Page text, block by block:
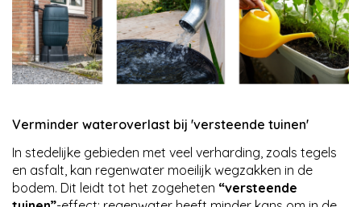
Verminder wateroverlast bij 'versteende tuinen'
In stedelijke gebieden met veel verharding, zoals tegels
en asfalt, kan regenwater moeilijk wegzakken in de
bodem. Dit leidt tot het zogeheten “versteende